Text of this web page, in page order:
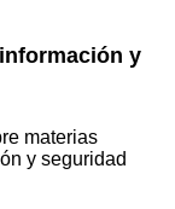
y
materias
y seguridad